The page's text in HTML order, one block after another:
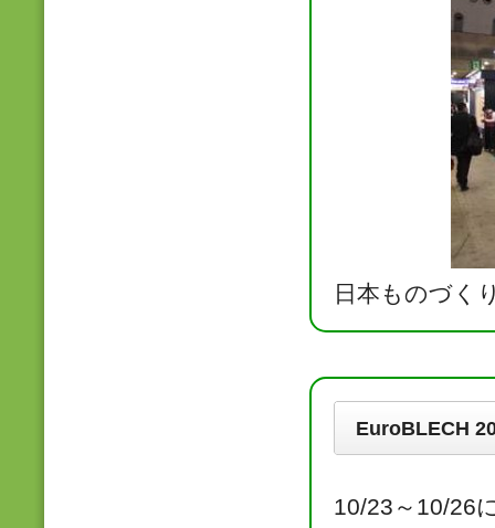
日本ものづ
EuroBLECH
10/23～10/26